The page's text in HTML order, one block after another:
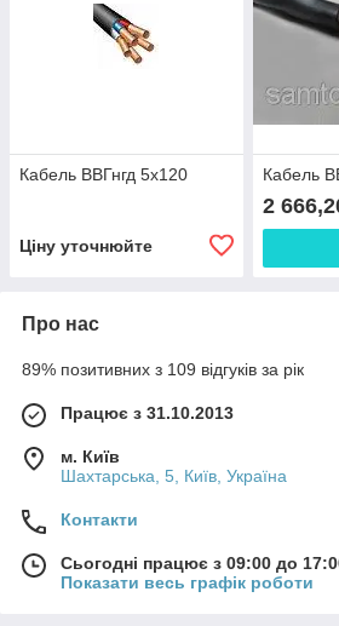
Кабель ВВГнгд 5х120
Ціну уточнюйте
Кабель
2
Про нас
89% позитивних з 109 відгуків за рік
Працює з 31.10.2013
м. Київ
Шахтарська, 5, Київ, Україна
Контакти
Сьогодні працює з 09:00 до
Показати весь графік роботи